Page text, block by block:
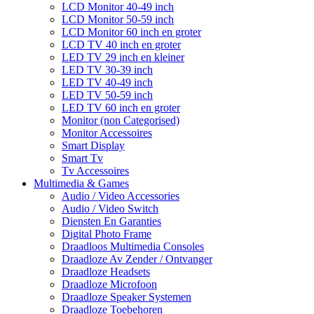
LCD Monitor 40-49 inch
LCD Monitor 50-59 inch
LCD Monitor 60 inch en groter
LCD TV 40 inch en groter
LED TV 29 inch en kleiner
LED TV 30-39 inch
LED TV 40-49 inch
LED TV 50-59 inch
LED TV 60 inch en groter
Monitor (non Categorised)
Monitor Accessoires
Smart Display
Smart Tv
Tv Accessoires
Multimedia & Games
Audio / Video Accessories
Audio / Video Switch
Diensten En Garanties
Digital Photo Frame
Draadloos Multimedia Consoles
Draadloze Av Zender / Ontvanger
Draadloze Headsets
Draadloze Microfoon
Draadloze Speaker Systemen
Draadloze Toebehoren